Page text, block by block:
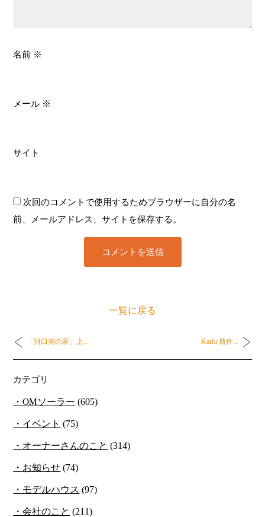
名前 ※
メール ※
サイト
次回のコメントで使用するためブラウザーに自分の名
前、メールアドレス、サイトを保存する。
一覧に戻る
「河口湖の家」上... Karfa 新作...
カテゴリ
OMソーラー (605)
イベント (75)
オーナーさんのこと (314)
お知らせ (74)
モデルハウス (97)
会社のこと (211)